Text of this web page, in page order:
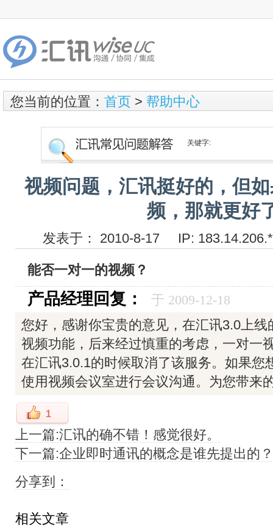
您当前的位置： 首页 > 帮助中心
关键字:
视频问题，汇讯挺好的，但
频，那就更好
发表于： 2010-8-17 IP:
能否一对一的视频？
产品经理回复：
于 2009-12-18
您好，感谢你宝贵的意见，在汇讯3.0上
视频功能，后来经过慎重的考虑，一对一
在汇讯3.0.1的时候取消了该服务。如果您
使用视频会议室进行会议沟通。为您带来
1
上一篇:汇讯的确不错！感觉很好。
下一篇:企业即时通讯的概念是谁先提出的？
分享到：
相关文章